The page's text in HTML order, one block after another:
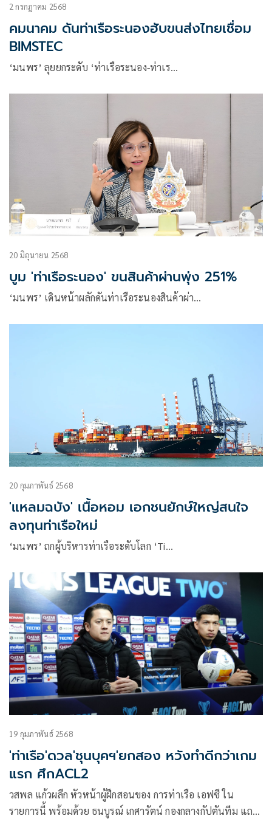
2 กรกฎาคม 2568
คมนาคม ดันท่าเรือระนองฮับขนส่งไทยเชื่อม
BIMSTEC
‘มนพร’ ลุยยกระดับ ‘ท่าเรือระนอง-ท่าเร…
20 มิถุนายน 2568
บูม 'ท่าเรือระนอง' ขนสินค้าผ่านพุ่ง 251%
‘มนพร’ เดินหน้าผลักดันท่าเรือระนองสินค้าผ่า…
20 กุมภาพันธ์ 2568
'แหลมฉบัง' เนื้อหอม เอกชนยักษ์ใหญ่สนใจ
ลงทุนท่าเรือใหม่
‘มนพร’ ถกผู้บริหารท่าเรือระดับโลก ‘Ti…
19 กุมภาพันธ์ 2568
'ท่าเรือ'ดวล'ชุนบุคฯ'ยกสอง หวังทำดีกว่าเกม
แรก ศึกACL2
วสพล แก้วผลึก หัวหน้าผู้ฝึกสอนของ การท่าเรือ เอฟซี ใน
รายการนี้ พร้อมด้วย ธนบูรณ์ เกศารัตน์ กองกลางกัปตันทีม แถลง